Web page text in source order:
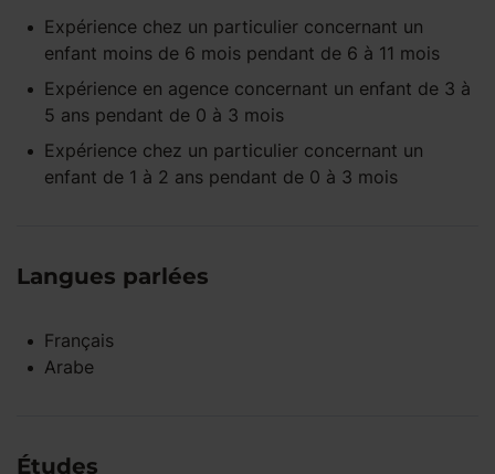
Expérience chez un particulier concernant un
enfant moins de 6 mois pendant de 6 à 11 mois
Expérience en agence concernant un enfant de 3 à
5 ans pendant de 0 à 3 mois
Expérience chez un particulier concernant un
enfant de 1 à 2 ans pendant de 0 à 3 mois
Langues parlées
Français
Arabe
Études